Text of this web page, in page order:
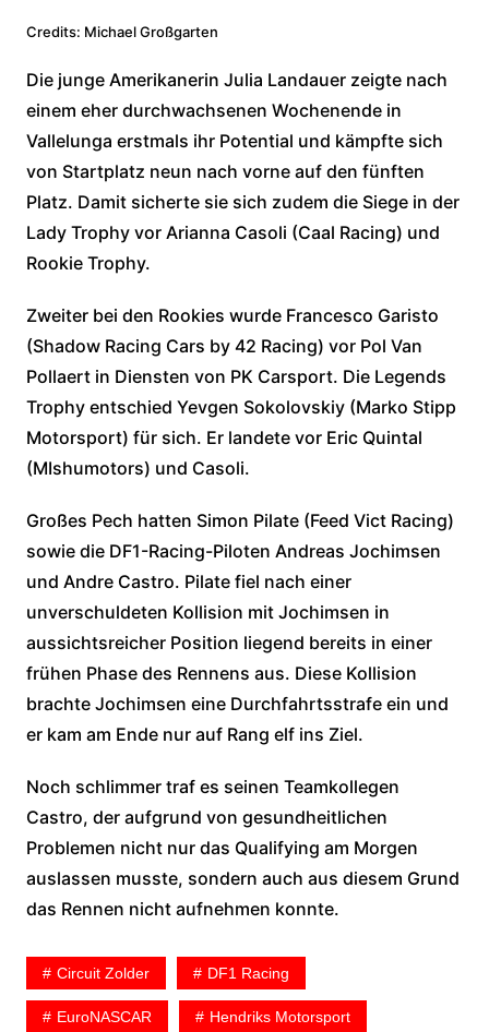
Credits: Michael Großgarten
Die junge Amerikanerin Julia Landauer zeigte nach
einem eher durchwachsenen Wochenende in
Vallelunga erstmals ihr Potential und kämpfte sich
von Startplatz neun nach vorne auf den fünften
Platz. Damit sicherte sie sich zudem die Siege in der
Lady Trophy vor Arianna Casoli (Caal Racing) und
Rookie Trophy.
Zweiter bei den Rookies wurde Francesco Garisto
(Shadow Racing Cars by 42 Racing) vor Pol Van
Pollaert in Diensten von PK Carsport. Die Legends
Trophy entschied Yevgen Sokolovskiy (Marko Stipp
Motorsport) für sich. Er landete vor Eric Quintal
(MIshumotors) und Casoli.
Großes Pech hatten Simon Pilate (Feed Vict Racing)
sowie die DF1-Racing-Piloten Andreas Jochimsen
und Andre Castro. Pilate fiel nach einer
unverschuldeten Kollision mit Jochimsen in
aussichtsreicher Position liegend bereits in einer
frühen Phase des Rennens aus. Diese Kollision
brachte Jochimsen eine Durchfahrtsstrafe ein und
er kam am Ende nur auf Rang elf ins Ziel.
Noch schlimmer traf es seinen Teamkollegen
Castro, der aufgrund von gesundheitlichen
Problemen nicht nur das Qualifying am Morgen
auslassen musste, sondern auch aus diesem Grund
das Rennen nicht aufnehmen konnte.
Circuit Zolder DF1 Racing
EuroNASCAR Hendriks Motorsport